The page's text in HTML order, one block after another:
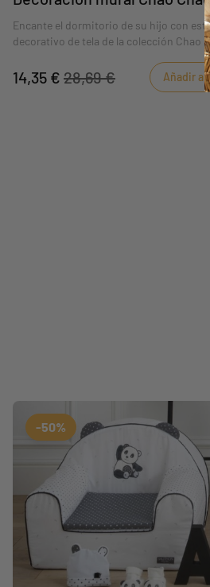
Encante el dormitorio de su hijo con
decorativo de tela de la colección Chao
14,35 € 28,69 € Añadir
-50%